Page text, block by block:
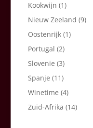
Kookwijn (1)
Nieuw Zeeland (9)
Oostenrijk (1)
Portugal (2)
Slovenie (3)
Spanje (11)
Winetime (4)
Zuid-Afrika (14)